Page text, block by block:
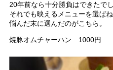
20年前なら十分勝負はできたでし
それでも映えるメニューを選ばね
悩んだ末に選んだのがこちら。
焼豚オムチャーハン 1000円